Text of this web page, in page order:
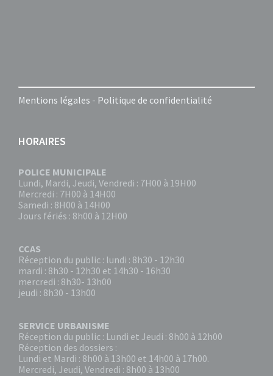
Mentions légales - Politique de confidentialité
HORAIRES
POLICE MUNICIPALE
Lundi, Mardi, Jeudi, Vendredi : 7H00 à 19H00
Mercredi : 7H00 à 14H00
Samedi : 8H00 à 14H00
Jours fériés : 8h00 à 12H00
CCAS
Réception du public : lundi : 8h30 - 12h30
mardi : 8h30 - 12h30 et 14h30 - 16h30
mercredi : 8h30- 13h00
jeudi : 8h30 - 13h00
SERVICE URBANISME
Réception du public : Lundi et Jeudi : 8h00 à 12h00
Réception des dossiers :
Lundi et Mardi : 8h00 à 13h00 et 14h00 à 17h00.
Mercredi, Jeudi, Vendredi : 8h00 à 13h00